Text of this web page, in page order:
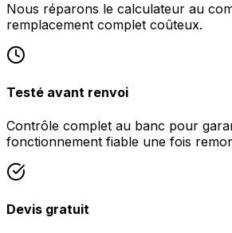
Nous réparons le calculateur au
remplacement complet coûteux.
Testé avant renvoi
Contrôle complet au banc pour
fonctionnement fiable une fois
Devis gratuit